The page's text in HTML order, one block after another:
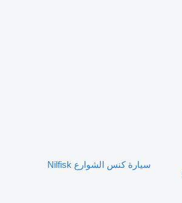
سيارة كنس الشوارع Nilfisk